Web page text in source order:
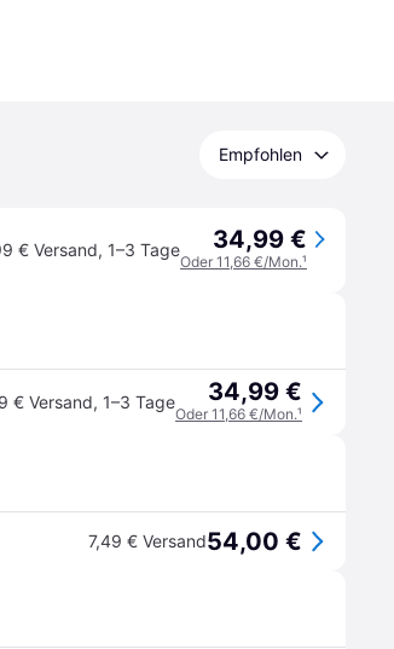
Empfohlen
€ Versand, 1–3 Tage 34,99 €
Oder 11,66 €/Mon.¹
€ Versand, 1–3 Tage 34,99 €
Oder 11,66 €/Mon.¹
7,49 € Versand54,00 €